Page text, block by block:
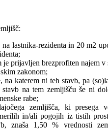
lastnika-rezidenta in 20 m2
je prijavljen brezprofiten najem v
zakonom;
katerem ni teh stavb, pa
na tem zemljišču še ni
rabe;
zemljišča, ki presega
in/ali pogojih iz tistih
znaša 1,50 % vrednosti